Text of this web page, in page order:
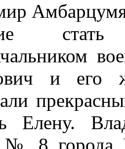
и его
Елену.